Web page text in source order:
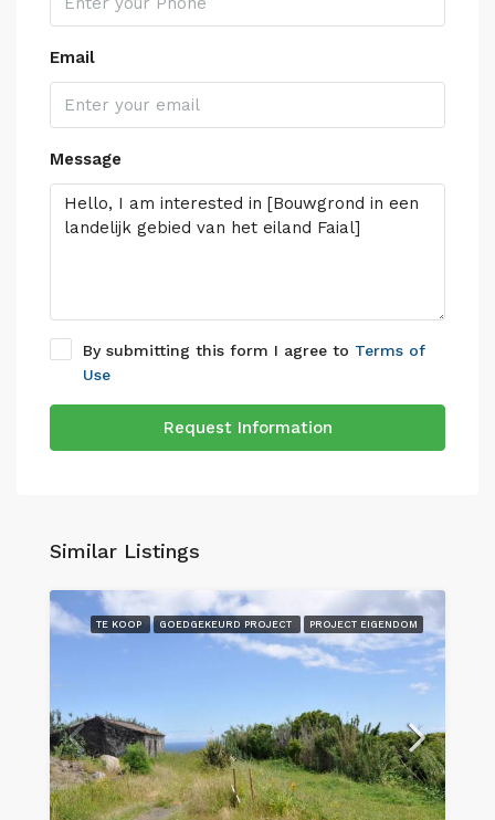
Email
Message
By submitting this form I agree to Terms of
Use
Request Information
Similar Listings
TE KOOP GOEDGEKEURD PROJECT PROJECT EIGENDOM